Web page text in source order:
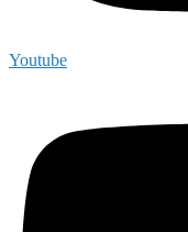
Youtube